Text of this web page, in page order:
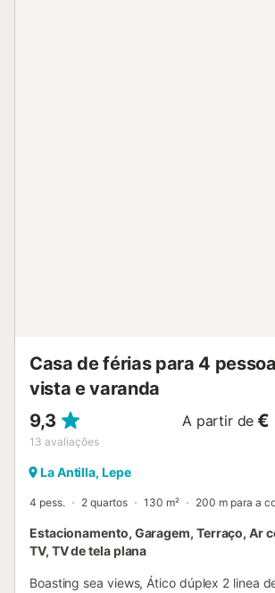
Casa de férias para 4
vista e varanda
9,3
13 avaliações
A partir de €
La Antilla, Lepe
4 pess. 2 quartos 130 m² 200 m para a
Estacionamento, Garagem, Terraço, Ar
TV, TV de tela plana
Boasting sea views, Ático dúplex 2 linea